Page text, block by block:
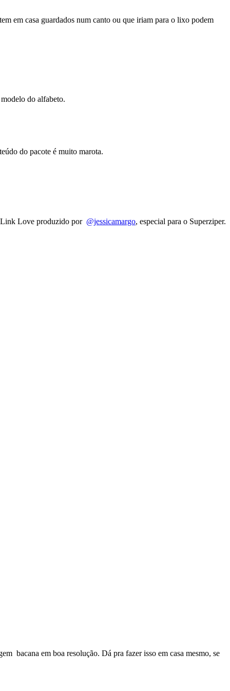
em casa guardados num canto ou que iriam para o lixo podem
do alfabeto.
do pacote é muito marota.
Link Love produzido por @jessicamargo, especial para o Superziper.
bacana em boa resolução. Dá pra fazer isso em casa mesmo, se